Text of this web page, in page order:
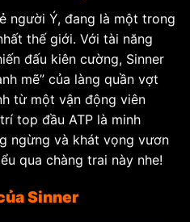
người Ý, đang là một trong
thế giới. Với tài năng
đấu kiên cường, Sinner
mẽ” của làng quần vợt
từ một vận động viên
top đầu ATP là minh
ngừng và khát vọng vươn
qua chàng trai này nhe!
Sinner